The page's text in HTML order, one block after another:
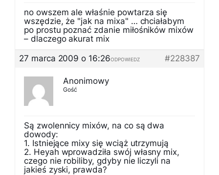
no owszem ale właśnie powtarza się
wszędzie, że "jak na mixa" … chciałabym
po prostu poznać zdanie miłośników mixów
– dlaczego akurat mix
27 marca 2009 o 16:26
#228387
ODPOWIEDZ
Anonimowy
Gość
Są zwolennicy mixów, na co są dwa
dowody:
1. Istniejące mixy się wciąż utrzymują
2. Heyah wprowadziła swój własny mix,
czego nie robiliby, gdyby nie liczyli na
jakieś zyski, prawda?